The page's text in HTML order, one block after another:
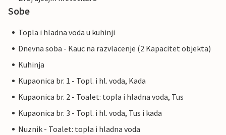
Sobe
Topla i hladna voda u kuhinji
Dnevna soba - Kauc na razvlacenje (2 Kapacitet objekta)
Kuhinja
Kupaonica br. 1 - Topl. i hl. voda, Kada
Kupaonica br. 2 - Toalet: topla i hladna voda, Tus
Kupaonica br. 3 - Topl. i hl. voda, Tus i kada
Nuznik - Toalet: topla i hladna voda